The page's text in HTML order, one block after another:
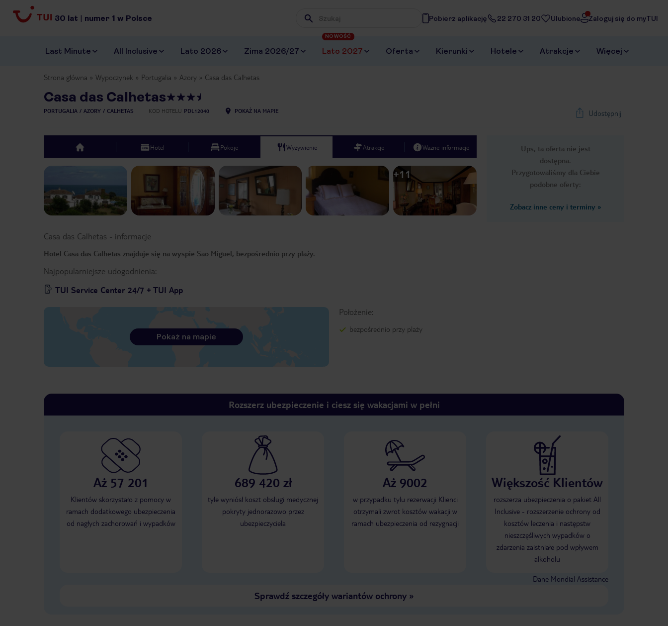
30 lat | numer 1 w Polsce Wpisz frazę, której szukasz
Pobierz aplikację 22 270 31 20 Ulubione Zaloguj się do myTUI
Last Minute All Inclusive Lato 2026 Zima 2026/27 Lato 2027
NOWOŚĆ
Oferta Kierunki Hotele Atrakcje Więcej
Strona główna Wypoczynek Portugalia Azory Casa das Calhetas
Casa das Calhetas
PORTUGALIA AZORY CALHETAS KOD HOTELU PDL12040 POKAŻ NA MAPIE Udostępnij
Ups, ta oferta nie jest
dostępna.
Przygotowaliśmy dla Ciebie
podobne oferty:
Zobacz inne ceny i terminy »
top Hotel Pokoje Wyżywienie Atrakcje Ważne informacje
Next slide
1 /17
+11
Casa das Calhetas - informacje
Hotel Casa das Calhetas znajduje się na wyspie Sao Miguel, bezpośrednio przy plaży.
Najpopularniejsze udogodnienia:
TUI Service Center 24/7 + TUI App
Położenie:
bezpośrednio przy plaży
Pokaż na mapie
Rozszerz ubezpieczenie i ciesz się wakacjami w pełni
Aż 57 201
Klientów skorzystało z pomocy w
ramach dodatkowego ubezpieczenia
od nagłych zachorowań i wypadków
689 420 zł
tyle wyniósł koszt obsługi medycznej
pokryty jednorazowo przez
ubezpieczyciela
Aż 9002
w przypadku tylu rezerwacji Klienci
otrzymali zwrot kosztów wakacji w
ramach ubezpieczenia od rezygnacji
Większość Klientów
rozszerza ubezpieczenia o pakiet All
Inclusive - rozszerzenie ochrony od
kosztów leczenia i następstw
nieszczęśliwych wypadków o
zdarzenia zaistniałe pod wpływem
alkoholu
Dane Mondial Assistance
Sprawdź szczegóły wariantów ochrony»